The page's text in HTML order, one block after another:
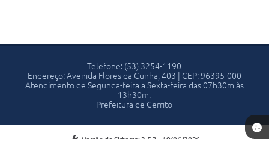
Telefone: (53) 3254-1190
Endereço: Avenida Flores da Cunha, 403 | CEP: 96395-000
Atendimento de Segunda-feira a Sexta-feira das 07h30m às
13h30m.
Prefeitura de Cerrito
Versão do Sistema: 3.5.3 - 19/06/2026